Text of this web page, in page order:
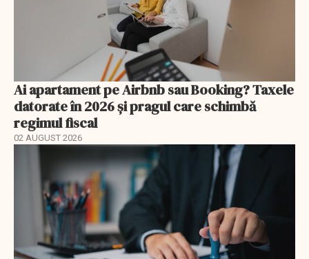
Ai apartament pe Airbnb sau Booking? Taxele
datorate în 2026 și pragul care schimbă
regimul fiscal
02 AUGUST 2026